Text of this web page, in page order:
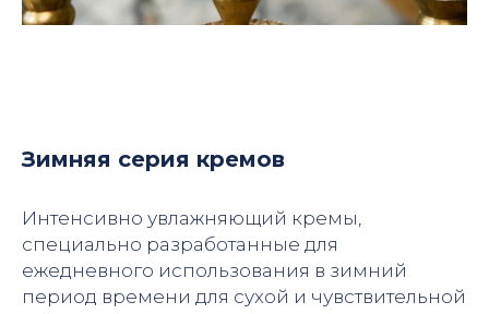
Зимняя серия кремов
Интенсивно увлажняющий кремы,
специально разработанные для
ежедневного использования в зимний
период времени для сухой и чувствительной